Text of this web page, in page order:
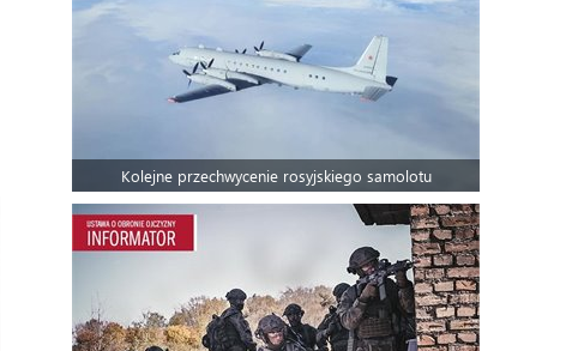
Kolejne przechwycenie rosyjskiego samolotu